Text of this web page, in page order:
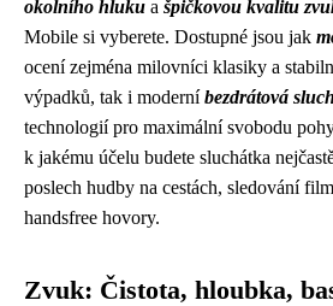
okolního hluku a špičkovou kvalitu
Mobile si vyberete. Dostupné jsou jak
ocení zejména milovníci klasiky a
výpadků, tak i moderníbezdrátová
technologií pro maximální svobodu
k jakému účelu budete sluchátka
poslech hudby na cestách, sledování
handsfree hovory.
Zvuk: Čistota, hloubka,